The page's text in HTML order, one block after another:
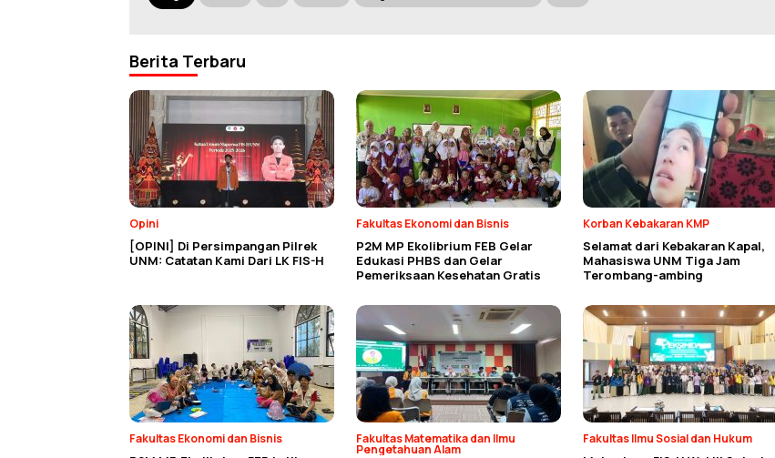
Berita Terbaru
Opini
[OPINI] Di Persimpangan Pilrek
UNM: Catatan Kami Dari LK FIS-H
Fakultas Ekonomi dan Bisnis
P2M MP Ekolibrium FEB Gelar
Edukasi PHBS dan Gelar
Pemeriksaan Kesehatan Gratis
Korban Kebakaran KMP
Selamat dari Kebakaran Kapal,
Mahasiswa UNM Tiga Jam
Terombang-ambing
Fakultas Ekonomi dan Bisnis Fakultas Matematika dan Ilmu
Pengetahuan Alam
Fakultas Ilmu Sosial dan Hukum